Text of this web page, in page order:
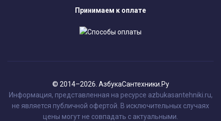
Принимаем к оплате
© 2014–2026. АзбукаСантехники.Ру
Информация, представленная на ресурсе azbukasantehniki.ru,
не является публичной офертой. В исключительных случаях
цены могут не совпадать с актуальными.